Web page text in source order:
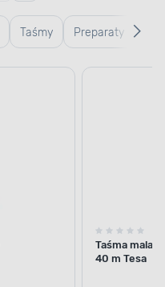
Taśmy Preparaty
Taśma
40 m Tesa